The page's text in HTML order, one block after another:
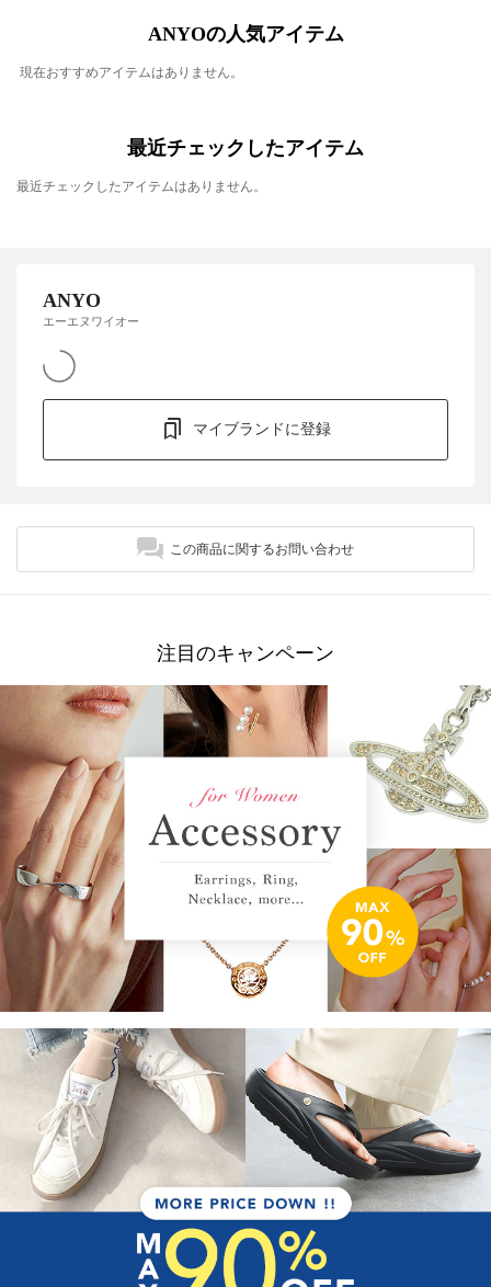
ANYOの人気アイテム
現在おすすめアイテムはありません。
最近チェックしたアイテム
最近チェックしたアイテムはありません。
ANYO
エーエヌワイオー
マイブランドに登録
この商品に関するお問い合わせ
注目のキャンペーン